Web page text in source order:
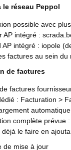
le réseau Peppol
possible avec
AP intégré :
AP intégré : iopole
factures au sein
de factures
factures
: Facturation >
complète prévue
déjà le faire en
de mise à jour